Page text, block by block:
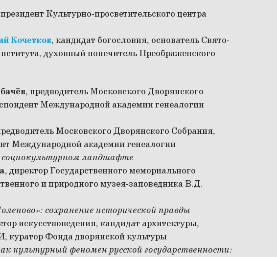
Культурно-просветительского центра
Кочетков, кандидат богословия, основатель Свято-
духовный попечитель Преображенского
, предводитель Московского Дворянского
Международной академии генеалогии
Московского Дворянского Собрания,
Международной академии генеалогии
социокультурном ландшафте
, директор Государственного мемориального
и природного музея-заповедника В.Д.
сохранение исторической правды
искусствоведения, кандидат архитектуры,
Фонда дворянской культуры
культурный феномен русской государственности: